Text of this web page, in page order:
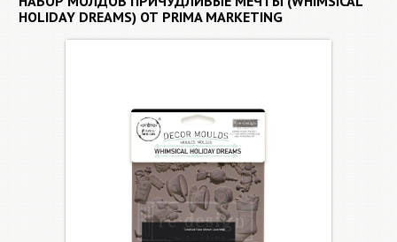
HOLIDAY DREAMS) ОТ PRIMA MARKETING